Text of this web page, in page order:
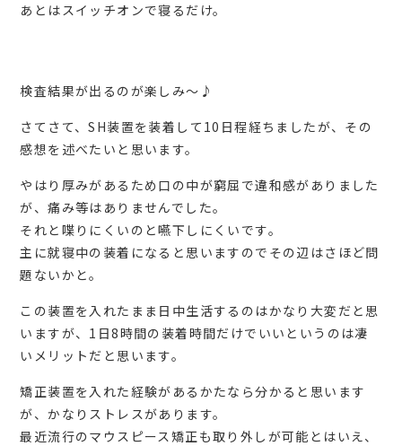
あとはスイッチオンで寝るだけ。
検査結果が出るのが楽しみ～♪
さてさて、SH装置を装着して10日程経ちましたが、その
感想を述べたいと思います。
やはり厚みがあるため口の中が窮屈で違和感がありました
が、痛み等はありませんでした。
それと喋りにくいのと嚥下しにくいです。
主に就寝中の装着になると思いますのでその辺はさほど問
題ないかと。
この装置を入れたまま日中生活するのはかなり大変だと思
いますが、1日8時間の装着時間だけでいいというのは凄
いメリットだと思います。
矯正装置を入れた経験があるかたなら分かると思います
が、かなりストレスがあります。
最近流行のマウスピース矯正も取り外しが可能とはいえ、